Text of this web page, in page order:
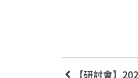
【研討會】